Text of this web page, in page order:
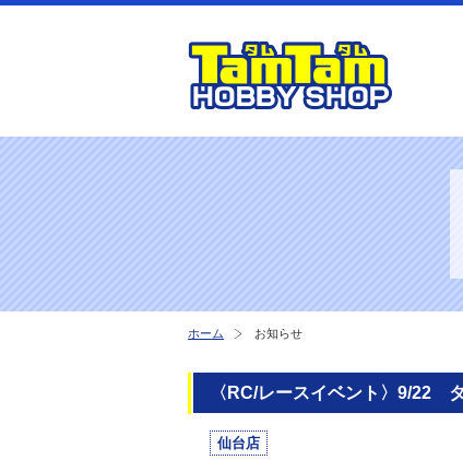
ホーム お知らせ
〈RC/レースイベント〉9/22
仙台店